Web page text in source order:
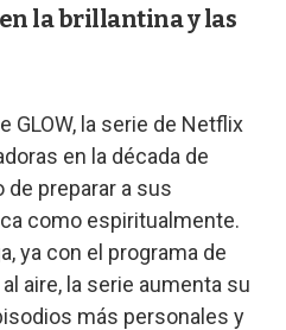
la brillantina y las
GLOW, la serie de Netflix
en la década de
preparar a sus
como espiritualmente.
ya con el programa de
aire, la serie aumenta su
más personales y